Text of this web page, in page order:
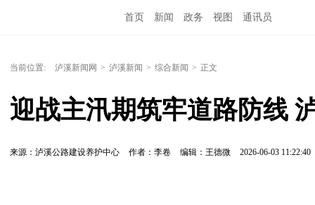
首页 新闻 政务 视图 通讯员
当前位置: 泸溪新闻网 > 泸溪新闻 > 综合新闻 > 正文
迎战主汛期筑牢道路防线
来源：泸溪公路建设养护中心 作者：李卷 编辑：王德微 2026-06-03 11:22:40